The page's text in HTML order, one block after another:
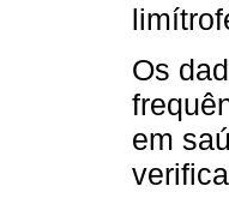
Os
em